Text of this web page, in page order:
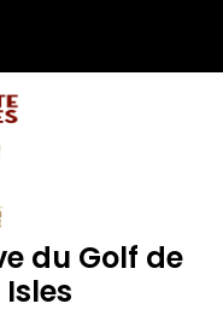
du Golf de